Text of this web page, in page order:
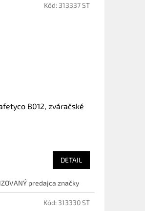
B012, zváračské
DETAIL
predajca značky
Kód: 313337 ST
Kód: 313330 ST